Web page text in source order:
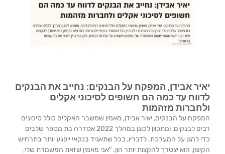
יאיר אבידן, המפקח על הבנקים: נחייב את הבנקים
לדווח עד כמה הם חשופים לסיכוני אקלים
ולחברות מזהמות
המפקח על הבנקים, יאיר אבידן, מאמין שמשבר האקלים כולל סיכונים
רבים לבנקים, ומתכוון לכונן במהלך 2022 אסדרה בת מספר שלבים
כדי להגן על המערכת. לדבריו, ככל שתאגיד בנקאי ייפגע יותר בתרחיש
הקיצון, הוא יצטרך להקצות יותר הון. "אני מאמין שזאת המשמרת שלי,